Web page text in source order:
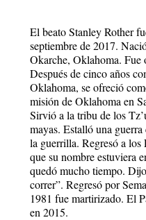
El beato Stanley Rother
septiembre de 2017.
Okarche, Oklahoma. Fue
Después de cinco años
Oklahoma, se ofreció
misión de Oklahoma en
Sirvió a la tribu de los
mayas. Estalló una
la guerrilla. Regresó a los
que su nombre estuviera
quedó mucho tiempo.
correr”. Regresó por
1981 fue martirizado. El
en 2015.